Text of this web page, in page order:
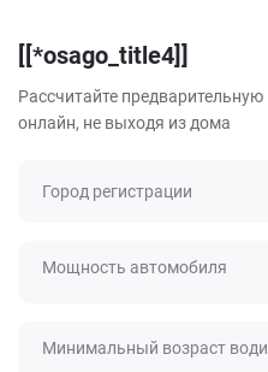
[[*osago_title4]]
Рассчитайте
онлайн, не выходя из дома
Город регистрации
Мощность автомобиля
Минимальный возраст